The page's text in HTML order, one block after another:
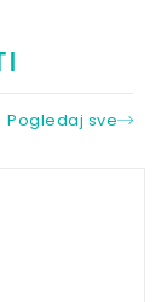
Pogledaj sve